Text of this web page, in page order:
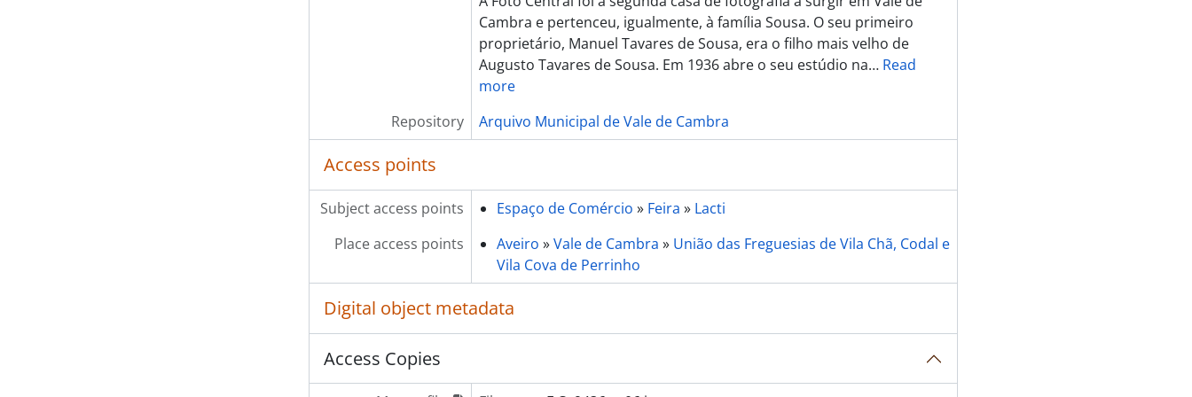
[Item] Lacti 79, visita do Ministro da Agricultura e Pescas e do Governador Civil de Aveiro
[Item] Lacti 79, visita do Ministro da Agricultura e Pescas e do Governador Civil de Aveiro
[Item] Lacti 79, visita do Ministro da Agricultura e Pescas e do Governador Civil de Aveiro
[Item] Lacti 79, visita do Ministro da Agricultura e Pescas e do Governador Civil de Aveiro
[Item] Lacti 79, visita do Ministro da Agricultura e Pescas e do Governador Civil de Aveiro
[Item] Lacti 79, visita do Ministro da Agricultura e Pescas e do Governador Civil de Aveiro
[Item] Lacti 79, visita do Ministro da Agricultura e Pescas e do Governador Civil de Aveiro
[Item] Lacti 79, visita do Ministro da Agricultura e Pescas e do Governador Civil de Aveiro
[Item] Lacti 79, visita do Ministro da Agricultura e Pescas e do Governador Civil de Aveiro
[Item] Lacti 79, visita do Ministro da Agricultura e Pescas e do Governador Civil de Aveiro
[Item] Lacti 79, visita do Ministro da Agricultura e Pescas e do Governador Civil de Aveiro
[Item] Lacti 79, visita do Ministro da Agricultura e Pescas e do Governador Civil de Aveiro
[Item] Lacti 79, visita do Ministro da Agricultura e Pescas e do Governador Civil de Aveiro
[Item] Lacti 79, visita do Ministro da Agricultura e Pescas e do Governador Civil de Aveiro
[Item] Lacti 79, visita do Ministro da Agricultura e Pescas e do Governador Civil de Aveiro
[Item] Lacti 79, visita do Ministro da Agricultura e Pescas e do Governador Civil de Aveiro
Cambra e pertenceu, igualmente, à família Sousa. O seu primeiro
proprietário, Manuel Tavares de Sousa, era o filho mais velho de
Augusto Tavares de Sousa. Em 1936 abre o seu estúdio na… Read
more
Repository
Arquivo Municipal de Vale de Cambra
Access points
Subject access points Espaço de Comércio » Feira » Lacti
Place access points
Aveiro »Vale de Cambra » União das Freguesias de Vila Chã, Codal e
Vila Cova de Perrinho
Digital object metadata
Access Copies